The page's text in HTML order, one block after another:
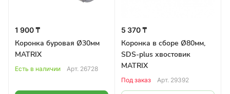
1 900 ₸
Коронка буровая Ø30мм
MATRIX
Есть в наличии Арт. 26728
5 370 ₸
Коронка в сборе Ø80мм,
SDS-plus хвостовик
MATRIX
Под заказ Арт. 29392